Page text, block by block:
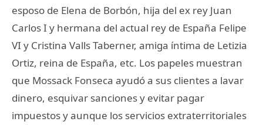
esposo de Elena de Borbón, hija del ex rey Juan
Carlos I y hermana del actual rey de España Felipe
VI y Cristina Valls Taberner, amiga íntima de Letizia
Ortiz, reina de España, etc. Los papeles muestran
que Mossack Fonseca ayudó a sus clientes a lavar
dinero, esquivar sanciones y evitar pagar
impuestos y aunque los servicios extraterritoriales